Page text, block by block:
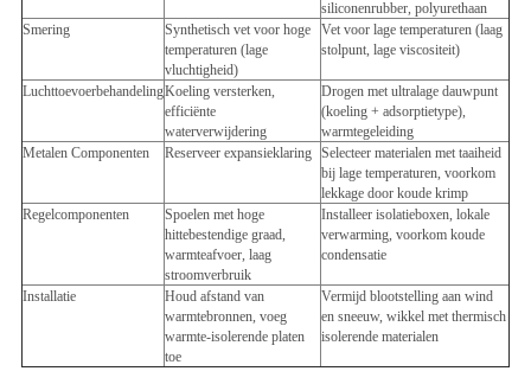
siliconenrubber, polyurethaan
Smering
Synthetisch vet voor hoge
temperaturen (lage
vluchtigheid)
Vet voor lage temperaturen (laag
stolpunt, lage viscositeit)
LuchttoevoerbehandelingKoeling versterken,
efficiënte
waterverwijdering
Drogen met ultralage dauwpunt
(koeling + adsorptietype),
warmtegeleiding
Metalen Componenten
Reserveer expansieklaring Selecteer materialen met taaiheid
bij lage temperaturen, voorkom
lekkage door koude krimp
Regelcomponenten
Spoelen met hoge
hittebestendige graad,
warmteafvoer, laag
stroomverbruik
Installeer isolatieboxen, lokale
verwarming, voorkom koude
condensatie
Installatie
Houd afstand van
warmtebronnen, voeg
warmte-isolerende platen
toe
Vermijd blootstelling aan wind
en sneeuw, wikkel met thermisch
isolerende materialen